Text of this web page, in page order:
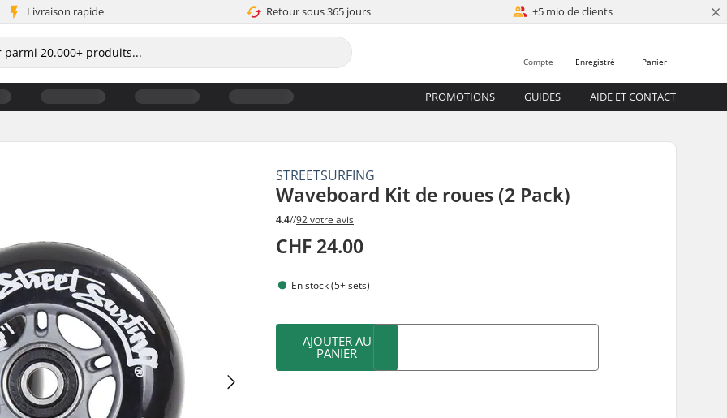
Livraison rapide Retour sous 365 jours +5 mio de clients ×
Panier
Enregistré
Compte
PROMOTIONS GUIDES AIDE ET CONTACT
STREETSURFING
Waveboard Kit de roues (2 Pack)
4.4//92 votre avis
CHF 24.00
En stock (5+ sets)
AJOUTER AU
PANIER